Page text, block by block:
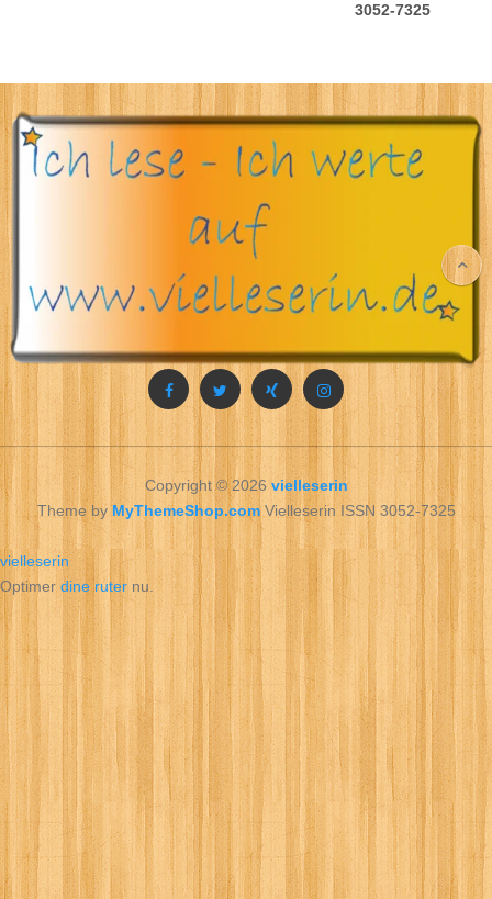
3052-7325
Copyright © 2026vielleserin
Theme by MyThemeShop.comVielleserin ISSN 3052-7325
vielleserin
Optimerdine ruter nu.